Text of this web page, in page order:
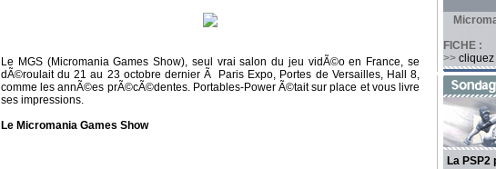
Le MGS (Micromania Games Show), seul vrai salon du jeu vidÃ©o en France, se
dÃ©roulait du 21 au 23 octobre dernier Ã Paris Expo, Portes de Versailles, Hall 8,
comme les annÃ©es prÃ©cÃ©dentes. Portables-Power Ã©tait sur place et vous livre
ses impressions.
Le Micromania Games Show
FICHE :
>> cliquez
La PSP2